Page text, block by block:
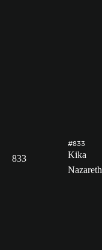
833
#833
Kika
Nazareth